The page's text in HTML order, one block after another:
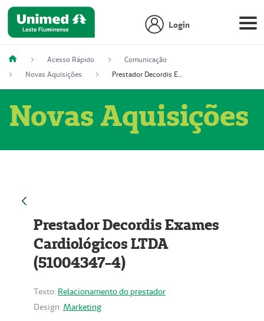
Login
Acesso Rápido
Comunicação
Novas Aquisições
Prestador Decordis Exames Cardiológicos LTDA (51004347-4)
Novas Aquisições
Prestador Decordis Exames
Cardiológicos LTDA
(51004347-4)
Texto: Relacionamento do prestador
Design: Marketing